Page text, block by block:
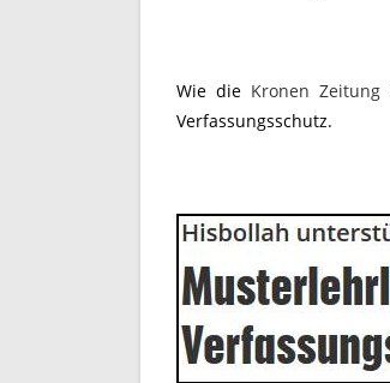
Wie die Kronen Zeitung
Verfassungsschutz.